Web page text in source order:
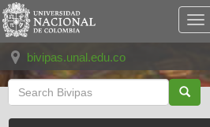
Skip
navigation
bivipas.unal.edu.co